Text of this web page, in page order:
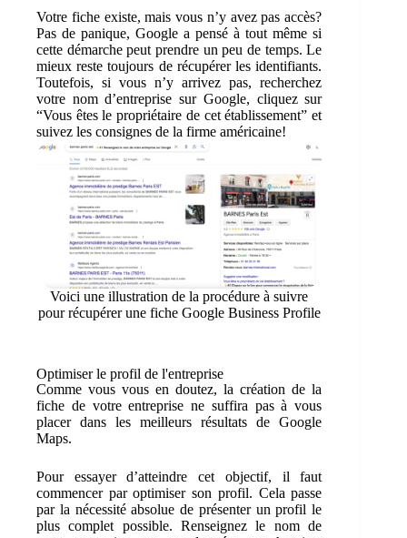
Votre fiche existe, mais vous n’y avez pas accès?
Pas de panique, Google a pensé à tout même si
cette démarche peut prendre un peu de temps. Le
mieux reste toujours de récupérer les identifiants.
Toutefois, si vous n’y arrivez pas, recherchez
votre nom d’entreprise sur Google, cliquez sur
“Vous êtes le propriétaire de cet établissement” et
suivez les consignes de la firme américaine!
Voici une illustration de la procédure à suivre
pour récupérer une fiche Google Business Profile
Optimiser le profil de l'entreprise
Comme vous vous en doutez, la création de la
fiche de votre entreprise ne suffira pas à vous
placer dans les meilleurs résultats de Google
Maps.
Pour essayer d’atteindre cet objectif, il faut
commencer par optimiser son profil. Cela passe
par la nécessité absolue de présenter un profil le
plus complet possible. Renseignez le nom de